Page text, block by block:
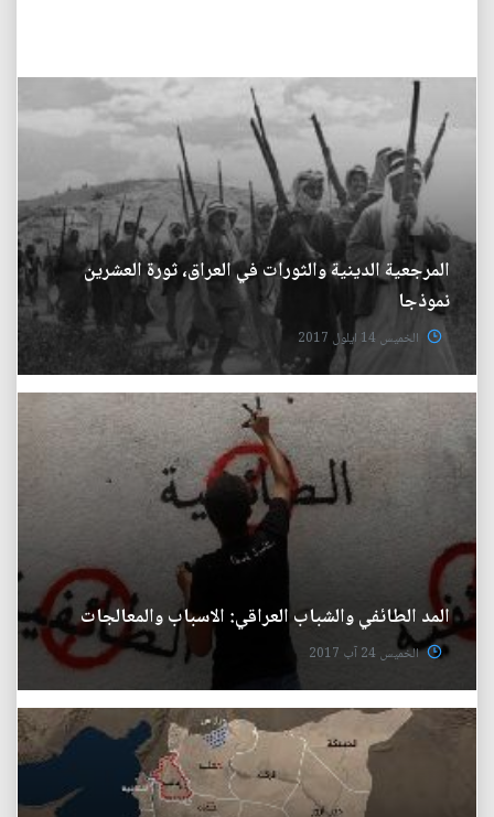
المرجعية الدينية والثورات في العراق، ثورة العشرين
نموذجا
الخميس 14 ايلول 2017
المد الطائفي والشباب العراقي: الاسباب والمعالجات
الخميس 24 آب 2017